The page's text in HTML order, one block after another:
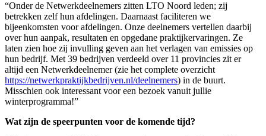
“Onder de Netwerkdeelnemers zitten LTO Noord leden; zij
betrekken zelf hun afdelingen. Daarnaast faciliteren we
bijeenkomsten voor afdelingen. Onze deelnemers vertellen daarbij
over hun aanpak, resultaten en opgedane praktijkervaringen. Ze
laten zien hoe zij invulling geven aan het verlagen van emissies op
hun bedrijf. Met 39 bedrijven verdeeld over 11 provincies zit er
altijd een Netwerkdeelnemer (zie het complete overzicht
https://netwerkpraktijkbedrijven.nl/deelnemers) in de buurt.
Misschien ook interessant voor een bezoek vanuit jullie
winterprogramma!”
Wat zijn de speerpunten voor de komende tijd?